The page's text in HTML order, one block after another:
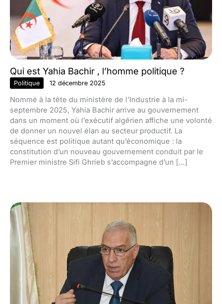
Qui est Yahia Bachir , l’homme politique ?
Politique 12 décembre 2025
Nommé à la tête du ministère de l’Industrie à la mi-
septembre 2025, Yahia Bachir arrive au gouvernement
dans un moment où l’exécutif algérien affiche une volonté
de donner un nouvel élan au secteur productif. La
séquence est politique autant qu’économique : la
constitution d’un nouveau gouvernement conduit par le
Premier ministre Sifi Ghrieb s’accompagne d’un […]